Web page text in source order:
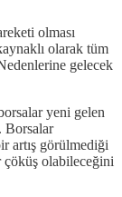
olması
olarak tüm
gelecek
yeni gelen
Borsalar
artış görülmediği
çöküş olabileceğini